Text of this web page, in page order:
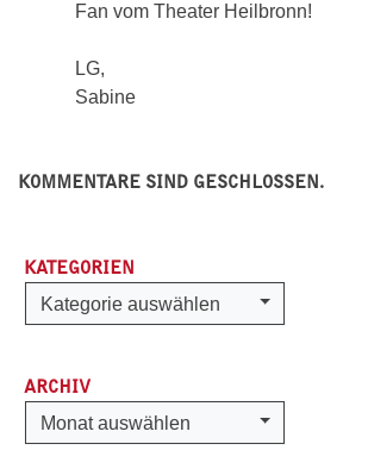
Fan vom Theater Heilbronn!
LG,
Sabine
KOMMENTARE SIND GESCHLOSSEN.
KATEGORIEN
Kategorien
Kategorie auswählen
ARCHIV
Archiv
Monat auswählen